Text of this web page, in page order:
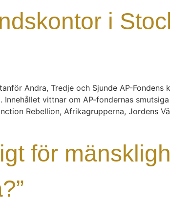
i
Andra, Tredje och Sjunde AP-
vittnar om AP-fondernas
Rebellion, Afrikagrupperna, Jordens
för